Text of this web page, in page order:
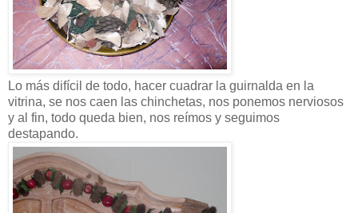
Lo más difícil de todo, hacer cuadrar la guirnalda en la
vitrina, se nos caen las chinchetas, nos ponemos nerviosos
y al fin, todo queda bien, nos reímos y seguimos
destapando.